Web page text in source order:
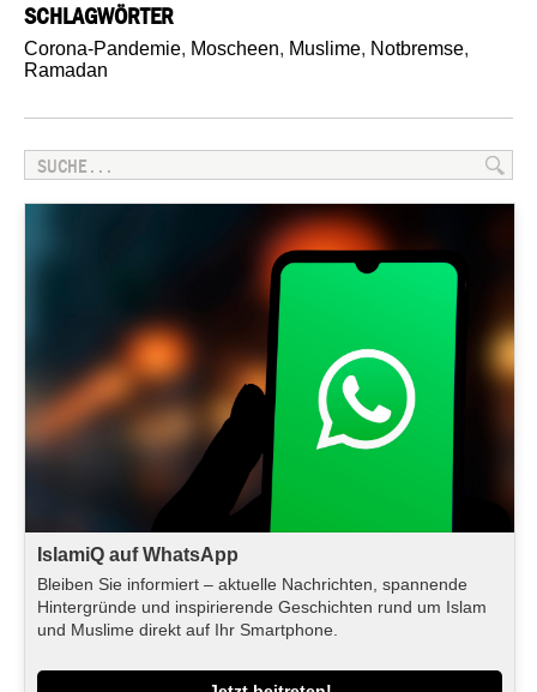
SCHLAGWÖRTER
Corona-Pandemie, Moscheen, Muslime, Notbremse,
Ramadan
IslamiQ auf WhatsApp
Bleiben Sie informiert – aktuelle Nachrichten, spannende
Hintergründe und inspirierende Geschichten rund um Islam
und Muslime direkt auf Ihr Smartphone.